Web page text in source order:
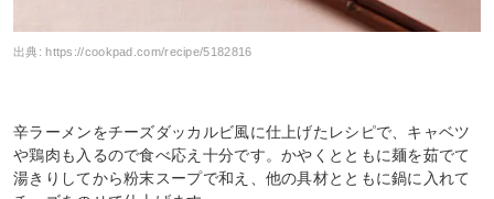
出典: https://cookpad.com/recipe/5182816
辛ラーメンをチーズダッカルビ風に仕上げたレシピで、キャベツ
や鶏肉も入るので食べ応え十分です。かやくとともに麺を茹でて
湯きりしてから粉末スープで和え、他の具材とともに鍋に入れて